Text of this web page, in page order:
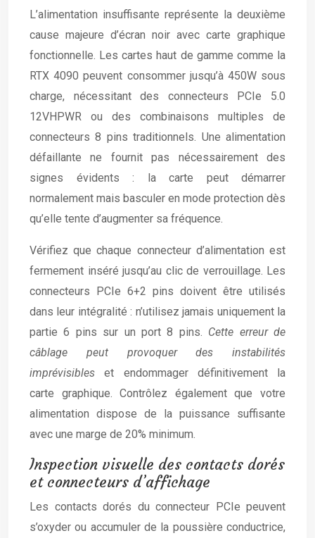
L’alimentation insuffisante représente la deuxième
cause majeure d’écran noir avec carte graphique
fonctionnelle. Les cartes haut de gamme comme la
RTX 4090 peuvent consommer jusqu’à 450W sous
charge, nécessitant des connecteurs PCIe 5.0
12VHPWR ou des combinaisons multiples de
connecteurs 8 pins traditionnels. Une alimentation
défaillante ne fournit pas nécessairement des
signes évidents : la carte peut démarrer
normalement mais basculer en mode protection dès
qu’elle tente d’augmenter sa fréquence.
Vérifiez que chaque connecteur d’alimentation est
fermement inséré jusqu’au clic de verrouillage. Les
connecteurs PCIe 6+2 pins doivent être utilisés
dans leur intégralité : n’utilisez jamais uniquement la
partie 6 pins sur un port 8 pins. Cette erreur de
câblage peut provoquer des instabilités
imprévisibleset endommager définitivement la
carte graphique. Contrôlez également que votre
alimentation dispose de la puissance suffisante
avec une marge de 20% minimum.
Inspection visuelle des contacts dorés
et connecteurs d’affichage
Les contacts dorés du connecteur PCIe peuvent
s’oxyder ou accumuler de la poussière conductrice,